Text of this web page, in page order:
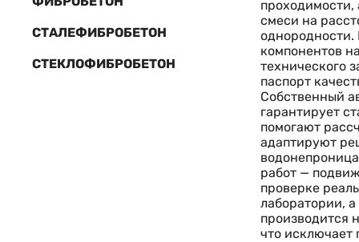
СТАЛЕФИБРОБЕТОН
СТЕКЛОФИБРОБЕТОН
проходимости,
смеси на
однородности.
компонентов
технического
паспорт
Собственный
гарантирует
помогают
адаптируют
работ —
проверке
лаборатории,
производится
что исключает